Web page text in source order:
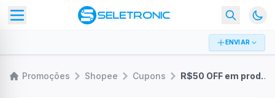
ENVIAR
Promoções Shopee Cupons R$50 OFF em produtos selecionados na loja Móveis Carraro